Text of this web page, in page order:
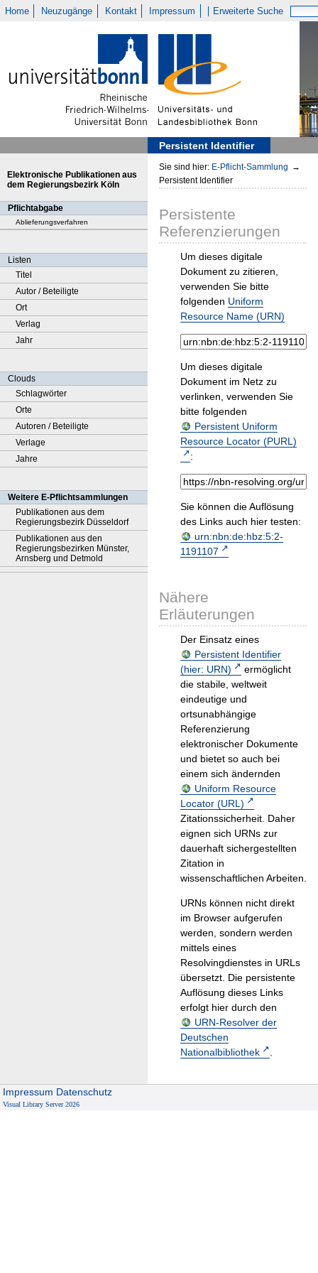
Home Neuzugänge Kontakt Impressum Erweiterte Suche
Persistent Identifier
Elektronische Publikationen aus
dem Regierungsbezirk Köln
Pflichtabgabe
Ablieferungsverfahren
Listen
Titel
Autor / Beteiligte
Ort
Verlag
Jahr
Clouds
Schlagwörter
Orte
Autoren / Beteiligte
Verlage
Jahre
Weitere E-Pflichtsammlungen
Publikationen aus dem
Regierungsbezirk Düsseldorf
Publikationen aus den
Regierungsbezirken Münster,
Arnsberg und Detmold
Sie sind hier: E-Pflicht-Sammlung →
Persistent Identifier
Persistente
Referenzierungen
Um dieses digitale
Dokument zu zitieren,
verwenden Sie bitte
folgenden Uniform
Resource Name (URN)
Um dieses digitale
Dokument im Netz zu
verlinken, verwenden Sie
bitte folgenden
Persistent Uniform
Resource Locator (PURL)
:
Sie können die Auflösung
des Links auch hier testen:
urn:nbn:de:hbz:5:2-
1191107
Nähere
Erläuterungen
Der Einsatz eines
Persistent Identifier
(hier: URN)
ermöglicht
die stabile, weltweit
eindeutige und
ortsunabhängige
Referenzierung
elektronischer Dokumente
und bietet so auch bei
einem sich ändernden
Uniform Resource
Locator (URL)
Zitationssicherheit. Daher
eignen sich URNs zur
dauerhaft sichergestellten
Zitation in
wissenschaftlichen Arbeiten.
URNs können nicht direkt
im Browser aufgerufen
werden, sondern werden
mittels eines
Resolvingdienstes in URLs
übersetzt. Die persistente
Auflösung dieses Links
erfolgt hier durch den
URN-Resolver der
Deutschen
Nationalbibliothek
.
Impressum Datenschutz
Visual Library Server 2026